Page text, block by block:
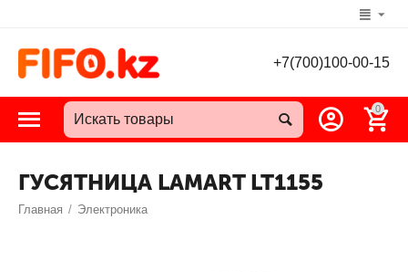
+7(700)100-00-15
0
ГУСЯТНИЦА LAMART LT1155
Главная / Электроника